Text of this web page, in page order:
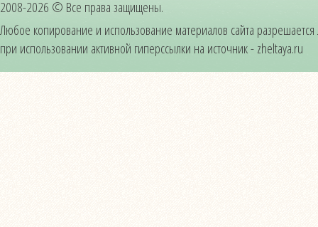
2008-2026 © Все права защищены.
Любое копирование и использование материалов сайта
при использовании активной гиперссылки на источник - zheltaya.ru